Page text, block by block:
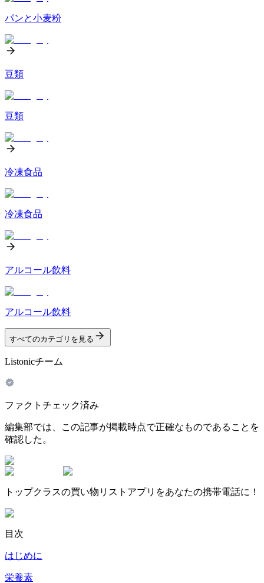
パンと小麦粉
豆類
豆類
冷凍食品
冷凍食品
アルコール飲料
アルコール飲料
すべてのカテゴリを見る
Listonicチーム
ファクトチェック済み
編集部では、この記事が掲載時点で正確なものであることを
確認した。
トップクラスの買い物リストアプリをあなたの携帯電話に！
目次
はじめに
栄養素